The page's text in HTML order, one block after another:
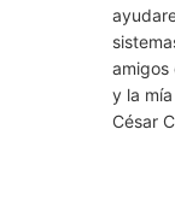
amigos
y la
César